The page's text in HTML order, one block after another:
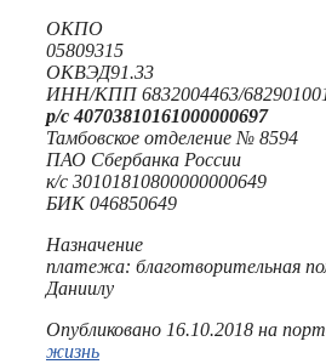
ОКПО
05809315
ОКВЭД91.33
ИНН/КПП 6832004463/
р/с 40703810161000000697
Тамбовское отделение № 8594
ПАО Сбербанка России
к/с 30101810800000000649
БИК 046850649
Назначение
платежа: благотворительная
Даниилу
Опубликовано 16.10.2018 на
жизнь